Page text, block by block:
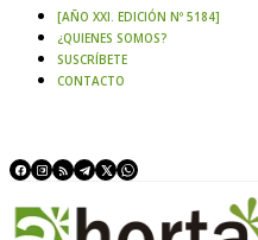
[AÑO XXI. EDICIÓN Nº 5184]
¿QUIENES SOMOS?
SUSCRÍBETE
CONTACTO